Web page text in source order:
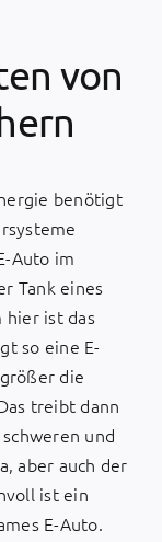
von
benötigt
Auto im
Tank eines
hier ist das
so eine E-
die
treibt dann
und
aber auch der
ist ein
E-Auto.